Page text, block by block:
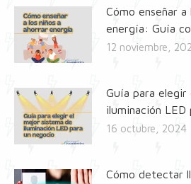
Cómo enseñar a
energía: Guía
12 noviembre,
Guía para
iluminación LED
16 octubre, 2024
Cómo detectar